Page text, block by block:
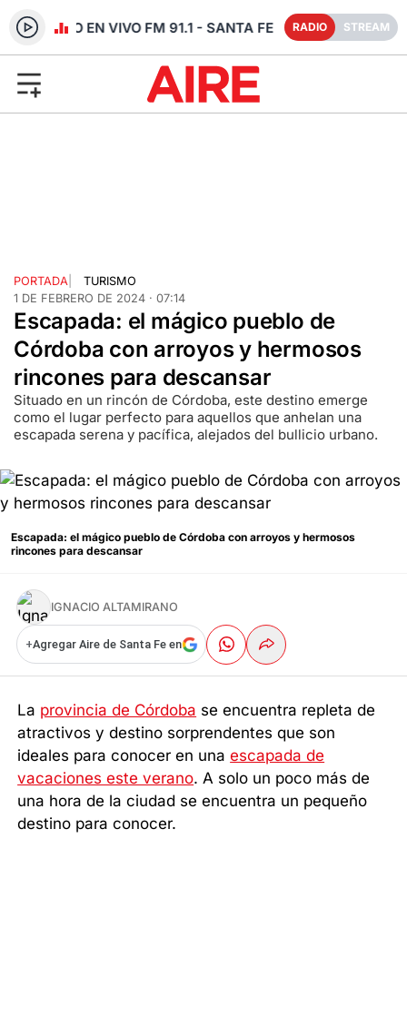
RADIO EN VIVO FM 91.1 - SANTA FE RADIO STREAM
PORTADA
TURISMO
1 DE FEBRERO DE 2024 · 07:14
Escapada: el mágico pueblo de
Córdoba con arroyos y hermosos
rincones para descansar
Situado en un rincón de Córdoba, este destino emerge
como el lugar perfecto para aquellos que anhelan una
escapada serena y pacífica, alejados del bullicio urbano.
Escapada: el mágico pueblo de Córdoba con arroyos y hermosos
rincones para descansar
IGNACIO ALTAMIRANO
+Agregar Aire de Santa Fe en
La provincia de Córdoba se encuentra repleta de
atractivos y destino sorprendentes que son
ideales para conocer en unaescapada de
vacaciones este verano. A solo un poco más de
una hora de la ciudad se encuentra un pequeño
destino para conocer.